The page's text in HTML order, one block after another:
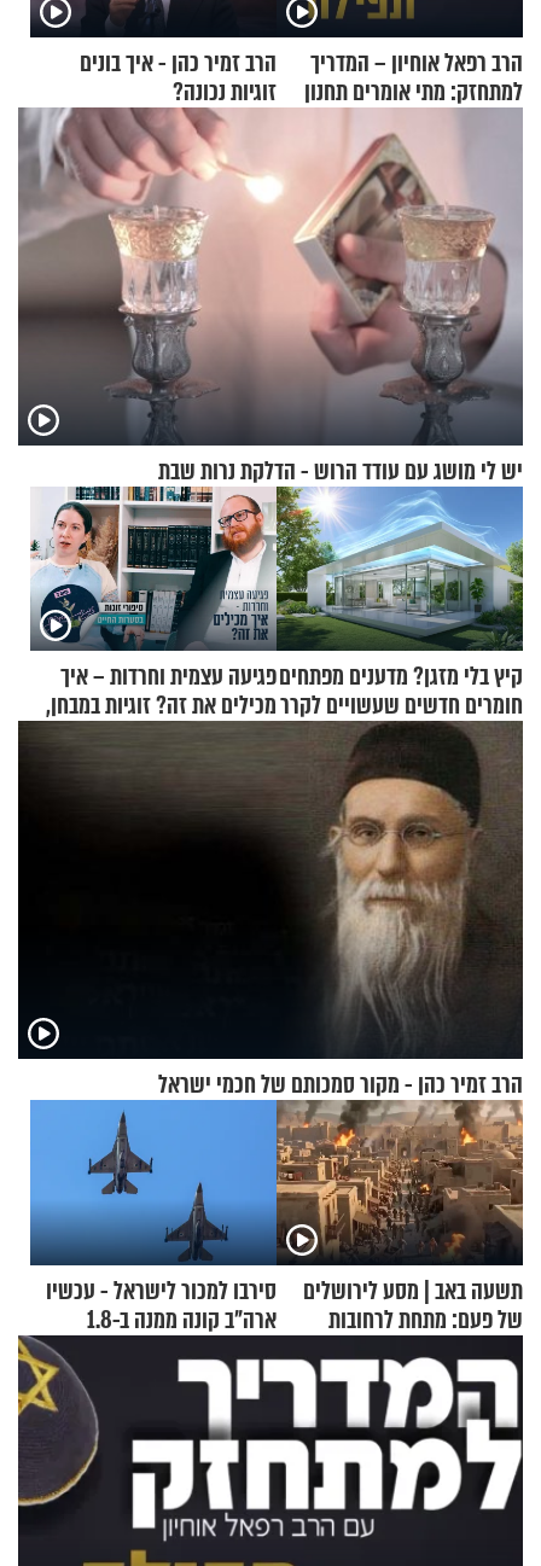
הרב רפאל אוחיון – המדריך
למתחזק: מתי אומרים תחנון
הרב זמיר כהן - איך בונים
זוגיות נכונה?
יש לי מושג עם עודד הרוש - הדלקת נרות שבת
קיץ בלי מזגן? מדענים מפתחים
חומרים חדשים שעשויים לקרר
בתים
פגיעה עצמית וחרדות – איך
מכילים את זה? זוגיות במבחן,
הרב זמיר כהן - מקור סמכותם של חכמי ישראל
תשעה באב | מסע לירושלים
של פעם: מתחת לרחובות
ירושלים
סירבו למכור לישראל - עכשיו
ארה"ב קונה ממנה ב-1.8
מיליארד דולר